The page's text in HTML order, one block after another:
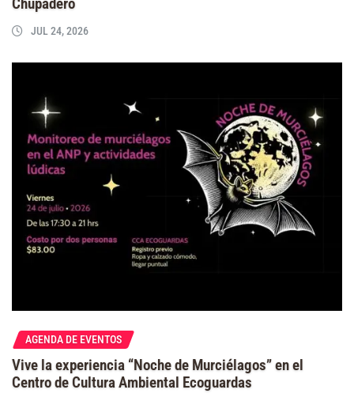
Chupadero
JUL 24, 2026
AGENDA DE EVENTOS
Vive la experiencia “Noche de Murciélagos” en el
Centro de Cultura Ambiental Ecoguardas